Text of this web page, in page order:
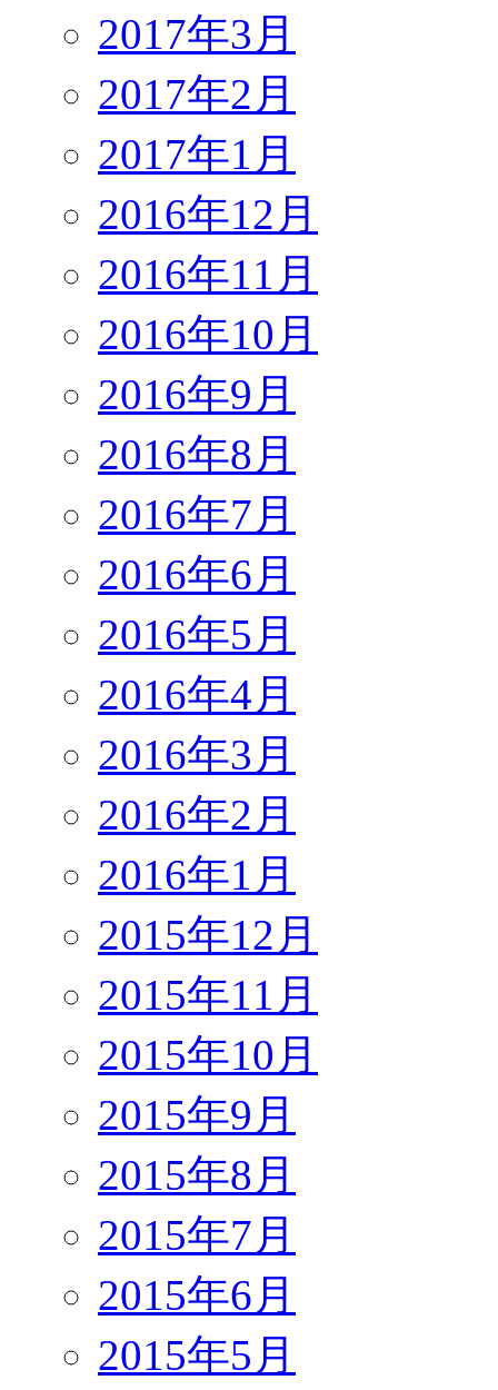
2017年3月
2017年2月
2017年1月
2016年12月
2016年11月
2016年10月
2016年9月
2016年8月
2016年7月
2016年6月
2016年5月
2016年4月
2016年3月
2016年2月
2016年1月
2015年12月
2015年11月
2015年10月
2015年9月
2015年8月
2015年7月
2015年6月
2015年5月